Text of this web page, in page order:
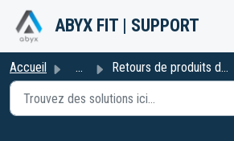
Passer au contenu principal
ABYX FIT | SUPPORT
Accueil ... Retours de produits défectueux : Comment retourner une sm...